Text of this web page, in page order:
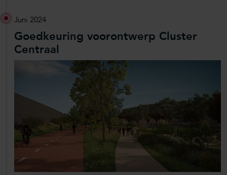
Juni 2024
Goedkeuring voorontwerp Cluster
Centraal